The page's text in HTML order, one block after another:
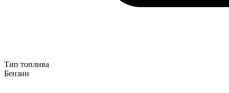
Тип топлива
Бензин